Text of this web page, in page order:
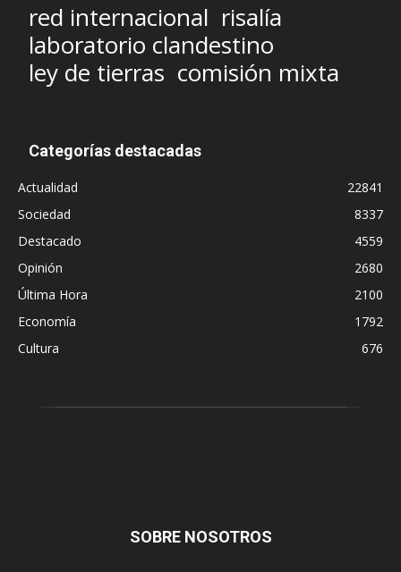
red internacional risalía
laboratorio clandestino
ley de tierras comisión mixta
Categorías destacadas
Actualidad
22841
Sociedad
8337
Destacado
4559
Opinión
2680
Última Hora
2100
Economía
1792
Cultura
676
SOBRE NOSOTROS